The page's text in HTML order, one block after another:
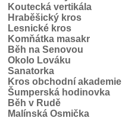
Koutecká vertikála
Hraběšický kros
Lesnické kros
Komňátka masakr
Běh na Senovou
Okolo Lováku
Sanatorka
Kros obchodní akademie
Šumperská hodinovka
Běh v Rudě
Malínská Osmička